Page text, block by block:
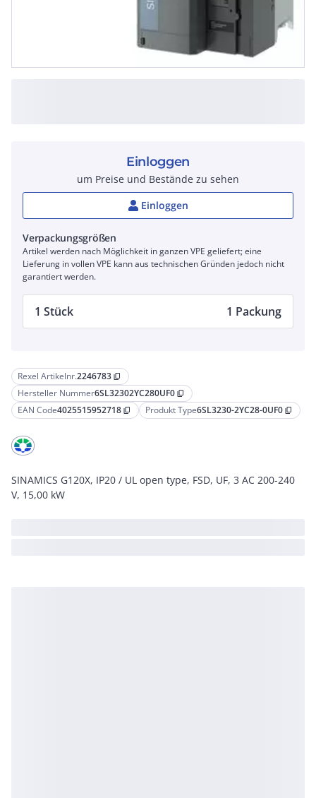
Rexel Artikelnr.2246783 content_copy
Hersteller Nummer6SL32302YC280UF0 content_copy
EAN Code4025515952718 content_copy Produkt Type6SL3230-2YC28-0UF0 content_copy
SINAMICS G120X, IP20 / UL open type, FSD, UF, 3 AC 200-240
V, 15,00 kW
Einloggen
um Preise und Bestände zu sehen
Einloggen
Verpackungsgrößen
Artikel werden nach Möglichkeit in ganzen VPE geliefert; eine
Lieferung in vollen VPE kann aus technischen Gründen jedoch nicht
garantiert werden.
1 Stück 1 Packung